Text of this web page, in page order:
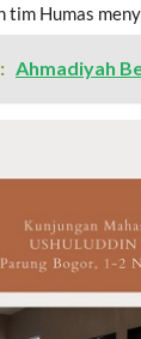
tim Humas
Ahmadiyah